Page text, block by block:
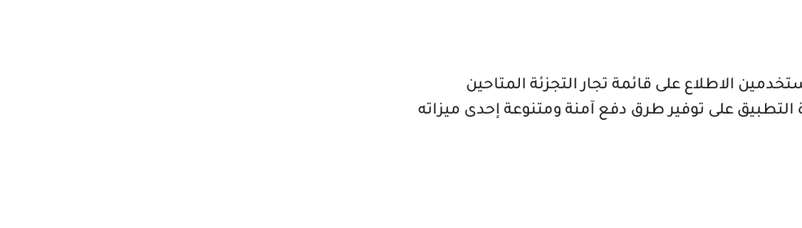
الاطلاع على قائمة تجار التجزئة المتاحين
التطبيق على توفير طرق دفع آمنة ومتنوعة إحدى ميزاته